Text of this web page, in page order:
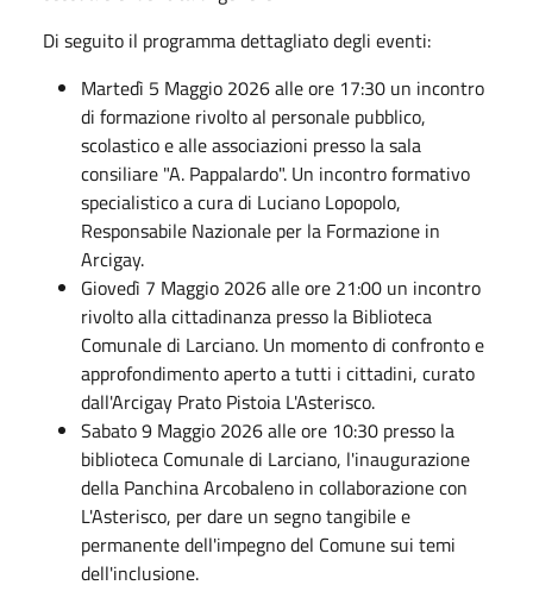
Di seguito il programma dettagliato degli eventi:
Martedì 5 Maggio 2026 alle ore 17:30 un incontro
di formazione rivolto al personale pubblico,
scolastico e alle associazioni presso la sala
consiliare "A. Pappalardo". Un incontro formativo
specialistico a cura di Luciano Lopopolo,
Responsabile Nazionale per la Formazione in
Arcigay.
Giovedì 7 Maggio 2026 alle ore 21:00 un incontro
rivolto alla cittadinanza presso la Biblioteca
Comunale di Larciano. Un momento di confronto e
approfondimento aperto a tutti i cittadini, curato
dall'Arcigay Prato Pistoia L'Asterisco.
Sabato 9 Maggio 2026 alle ore 10:30 presso la
biblioteca Comunale di Larciano, l'inaugurazione
della Panchina Arcobaleno in collaborazione con
L'Asterisco, per dare un segno tangibile e
permanente dell'impegno del Comune sui temi
dell'inclusione.